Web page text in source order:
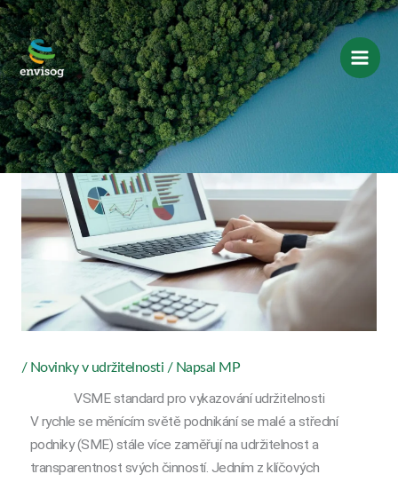
Přeskočit
na
obsah
/ Novinky v udržitelnosti / Napsal MP
VSME standard pro vykazování udržitelnosti
V rychle se měnícím světě podnikání se malé a střední
podniky (SME) stále více zaměřují na udržitelnost a
transparentnost svých činností. Jedním z klíčových